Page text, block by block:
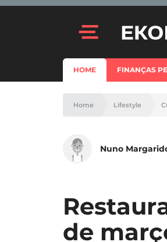
HOME FINANÇAS
Home Lifestyle
Nuno
de